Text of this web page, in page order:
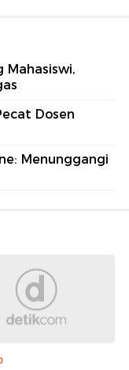
Mahasiswi,
Dosen
Menunggangi